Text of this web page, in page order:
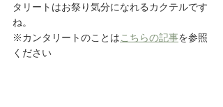
タリートはお祭り気分になれるカクテルです
ね。
※カンタリートのことはこちらの記事を参照
ください